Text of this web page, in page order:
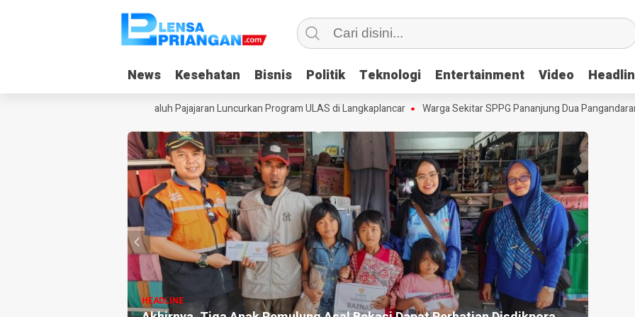
News Kesehatan Bisnis Politik Teknologi Entertainment Video
News Kesehatan Bisnis Politik Teknologi Entertainment Video
Liburan, Yayasan Dangiang Galuh Pajajaran Luncurkan Program ULAS di Langkaplancar Warga Sekitar SPPG Pananjung Dua Pangandaran,
HEADLINE